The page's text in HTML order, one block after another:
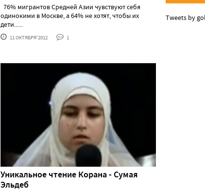
76% мигрантов Средней Азии чувствуют себя
одинокими в Москве, а 64% не хотят, чтобы их
дети......
11 ОКТЯБРЯ'2012 1
Уникальное чтение Корана - Сумая
Эльдеб
Tweets by